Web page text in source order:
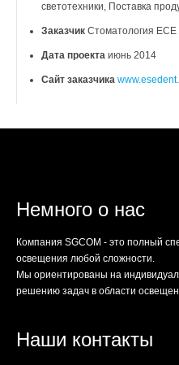
светотехники, Поставка
Заказчик Стоматология
Дата проекта июнь 2014
Сайт заказчика
Немного о нас
Компания SGCOM - это полный
освещения любой сложности.
Мы ориентированы на
решению задач в области
Наши контакты